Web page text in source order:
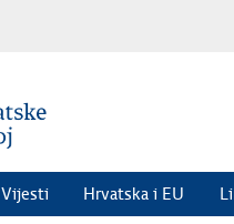
Vijesti Hrvatska i EU